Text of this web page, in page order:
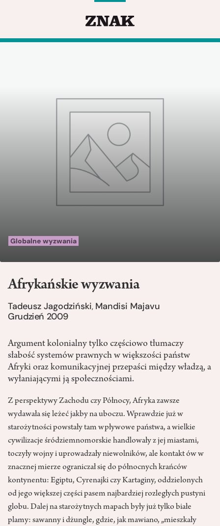
Globalne wyzwania
Afrykańskie wyzwania
Tadeusz Jagodziński, Mandisi Majavu
Grudzień 2009
Argument kolonialny tylko częściowo tłumaczy
słabość systemów prawnych w większości państw
Afryki oraz komunikacyjnej przepaści między władzą, a
wyłaniającymi ją społecznościami.
Z perspektywy Zachodu czy Północy, Afryka zawsze
wydawała się leżeć jakby na uboczu. Wprawdzie już w
starożytności powstały tam wpływowe państwa, a wielkie
cywilizacje śródziemnomorskie handlowały z jej miastami,
toczyły wojny i uprowadzały niewolników, ale kontakt ów w
znacznej mierze ograniczał się do północnych krańców
kontynentu: Egiptu, Cyrenajki czy Kartaginy, oddzielonych
od jego większej części pasem najbardziej rozległych pustyni
globu. Dalej na starożytnych mapach były już tylko białe
plamy: sawanny i dżungle, gdzie, jak mawiano, „mieszkały